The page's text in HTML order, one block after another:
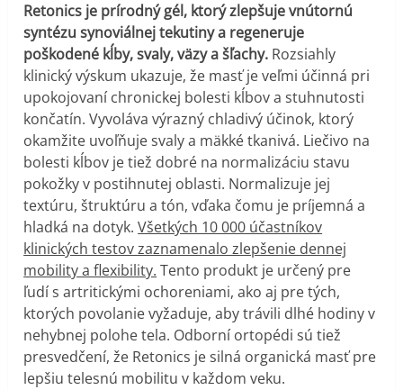
Retonics je prírodný gél, ktorý zlepšuje vnútornú
syntézu synoviálnej tekutiny a regeneruje
poškodené kĺby, svaly, väzy a šľachy. Rozsiahly
klinický výskum ukazuje, že masť je veľmi účinná pri
upokojovaní chronickej bolesti kĺbov a stuhnutosti
končatín. Vyvoláva výrazný chladivý účinok, ktorý
okamžite uvoľňuje svaly a mäkké tkanivá. Liečivo na
bolesti kĺbov je tiež dobré na normalizáciu stavu
pokožky v postihnutej oblasti. Normalizuje jej
textúru, štruktúru a tón, vďaka čomu je príjemná a
hladká na dotyk.Všetkých 10 000 účastníkov
klinických testov zaznamenalo zlepšenie dennej
mobility a flexibility. Tento produkt je určený pre
ľudí s artritickými ochoreniami, ako aj pre tých,
ktorých povolanie vyžaduje, aby trávili dlhé hodiny v
nehybnej polohe tela. Odborní ortopédi sú tiež
presvedčení, že Retonics je silná organická masť pre
lepšiu telesnú mobilitu v každom veku.